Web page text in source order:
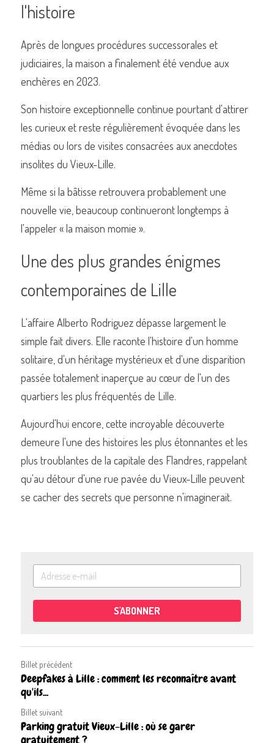
l'histoire
Après de longues procédures successorales et
judiciaires, la maison a finalement été vendue aux
enchères en 2023.
Son histoire exceptionnelle continue pourtant d'attirer
les curieux et reste régulièrement évoquée dans les
médias ou lors de visites consacrées aux anecdotes
insolites du Vieux-Lille.
Même si la bâtisse retrouvera probablement une
nouvelle vie, beaucoup continueront longtemps à
l'appeler « la maison momie ».
Une des plus grandes énigmes
contemporaines de Lille
L'affaire Alberto Rodriguez dépasse largement le
simple fait divers. Elle raconte l'histoire d'un homme
solitaire, d'un héritage mystérieux et d'une disparition
passée totalement inaperçue au cœur de l'un des
quartiers les plus fréquentés de Lille.
Aujourd'hui encore, cette incroyable découverte
demeure l'une des histoires les plus étonnantes et les
plus troublantes de la capitale des Flandres, rappelant
qu'au détour d'une rue pavée du Vieux-Lille peuvent
se cacher des secrets que personne n'imaginerait.
S'ABONNER
Billet précédent
Deepfakes à Lille : comment les reconnaître avant
qu'ils...
Billet suivant
Parking gratuit Vieux-Lille : où se garer
gratuitement ?